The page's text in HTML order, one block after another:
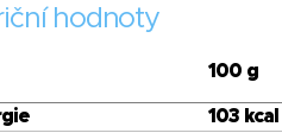
hodnoty
100 g
103 kcal